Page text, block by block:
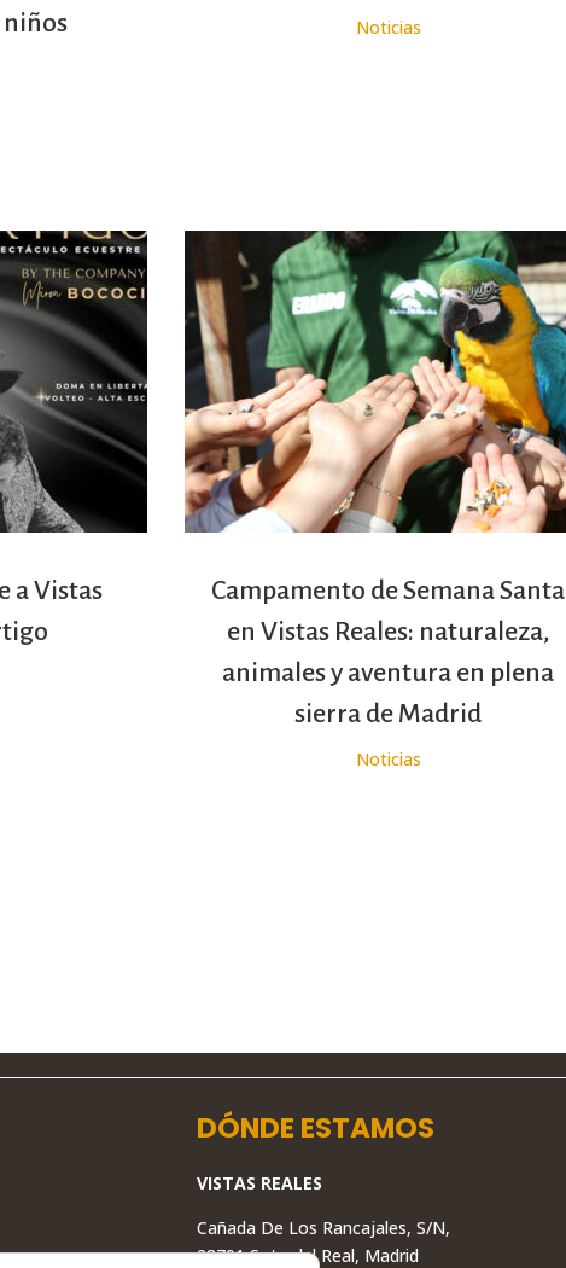
a Vistas
Noticias
Campamento de Semana Santa
en Vistas Reales: naturaleza,
animales y aventura en plena
sierra de Madrid
Noticias
DÓNDE ESTAMOS
VISTAS REALES
Cañada De Los Rancajales, S/N,
28791 Soto del Real, Madrid